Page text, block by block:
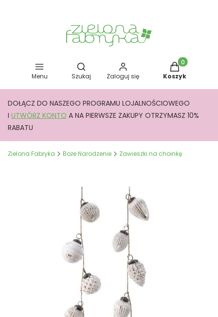
Menu
Otwórz wyszukiwarkę
Szukaj Zaloguj się
Produkty w
Koszyk
DOŁĄCZ DO NASZEGO PROGRAMU LOJALNOŚCIOWEGO
I UTWÓRZ KONTO A NA PIERWSZE ZAKUPY OTRZYMASZ 10%
RABATU
Zielona Fabryka Boże Narodzenie Zawieszki na choinkę